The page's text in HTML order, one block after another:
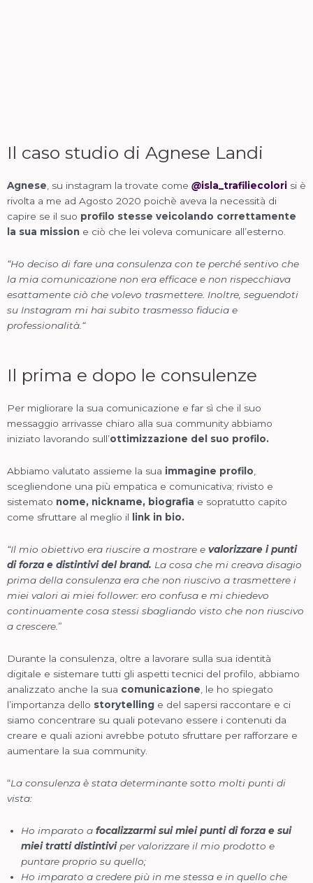
Il caso studio di Agnese Landi
Agnese , su instagram la trovate come @isla_trafiliecolori si è
rivolta a me ad Agosto 2020 poichè aveva la necessità di
capire se il suo profilo stesse veicolando correttamente
la sua mission e ciò che lei voleva comunicare all’esterno.
“Ho deciso di fare una consulenza con te perché sentivo che
la mia comunicazione non era efficace e non rispecchiava
esattamente ciò che volevo trasmettere. Inoltre, seguendoti
su Instagram mi hai subito trasmesso fiducia e
professionalità. “
Il prima e dopo le consulenze
Per migliorare la sua comunicazione e far sì che il suo
messaggio arrivasse chiaro alla sua community abbiamo
iniziato lavorando sull’ottimizzazione del suo profilo.
Abbiamo valutato assieme la sua immagine profilo
scegliendone una più empatica e comunicativa; rivisto e
sistemato nome, nickname, biografia e sopratutto capito
come sfruttare al meglio il
link in bio.
“Il mio obiettivo era riuscire a mostrare e valorizzare i punti
di forza e distintivi del brand. La cosa che mi creava disagio
prima della consulenza era che non riuscivo a trasmettere i
miei valori ai miei follower: ero confusa e mi chiedevo
continuamente cosa stessi sbagliando visto che non riuscivo
a crescere. ”
Durante la consulenza, oltre a lavorare sulla sua identità
digitale e sistemare tutti gli aspetti tecnici del profilo, abbiamo
analizzato anche la sua comunicazione , le ho spiegato
l’importanza dello storytelling e del sapersi raccontare e ci
siamo concentrare su quali potevano essere i contenuti da
creare e quali azioni avrebbe potuto sfruttare per rafforzare e
aumentare la sua community.
“La consulenza è stata determinante sotto molti punti di
vista:
Ho imparato a focalizzarmi sui miei punti di forza e sui
miei tratti distintiviper valorizzare il mio prodotto e
puntare proprio su quello;
Ho imparato a credere più in me stessa e in quello che